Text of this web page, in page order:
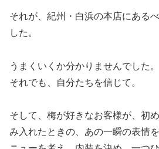
それが、紀州・白浜の本店にある
した。
うまくいくか分かりませんでした。
それでも、自分たちを信じて。
そして、梅が好きなお客様が、初
み入れたときの、あの一瞬の表情